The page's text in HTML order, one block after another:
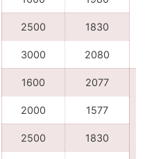
2500 1830
3000 2080
1600 2077
2000 1577
2500 1830